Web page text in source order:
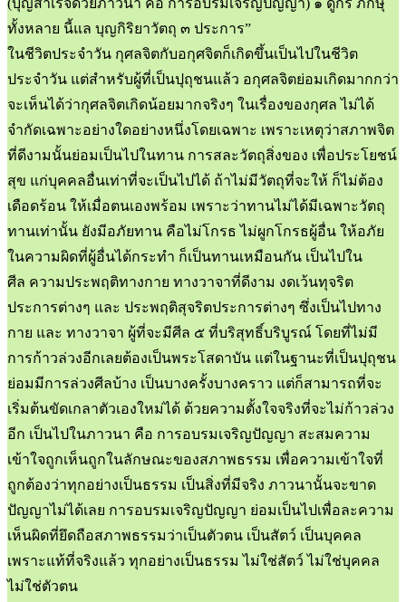
ทั้งหลาย นี้แล บุญกิริยาวัตถุ ๓ ประการ”
ในชีวิตประจำวัน กุศลจิตกับอกุศจิตก็เกิดขึ้นเป็นไปในชีวิต
ประจำวัน แต่สำหรับผู้ที่เป็นปุถุชนแล้ว อกุศลจิตย่อมเกิดมากกว่า
จะเห็นได้ว่ากุศลจิตเกิดน้อยมากจริงๆ ในเรื่องของกุศล ไม่ได้
จำกัดเฉพาะอย่างใดอย่างหนึ่งโดยเฉพาะ เพราะเหตุว่าสภาพจิต
ที่ดีงามนั้นย่อมเป็นไปในทาน การสละวัตถุสิ่งของ เพื่อประโยชน์
สุข แก่บุคคลอื่นเท่าที่จะเป็นไปได้ ถ้าไม่มีวัตถุที่จะให้ ก็ไม่ต้อง
เดือดร้อน ให้เมื่อตนเองพร้อม เพราะว่าทานไม่ได้มีเฉพาะวัตถุ
ทานเท่านั้น ยังมีอภัยทาน คือไม่โกรธ ไม่ผูกโกรธผู้อื่น ให้อภัย
ในความผิดที่ผู้อื่นได้กระทำ ก็เป็นทานเหมือนกัน เป็นไปใน
ศีล ความประพฤติทางกาย ทางวาจาที่ดีงาม งดเว้นทุจริต
ประการต่างๆ และ ประพฤติสุจริตประการต่างๆ ซึ่งเป็นไปทาง
กาย และ ทางวาจา ผู้ที่จะมีศีล ๕ ที่บริสุทธิ์บริบูรณ์ โดยที่ไม่มี
การก้าวล่วงอีกเลยต้องเป็นพระโสดาบัน แต่ในฐานะที่เป็นปุถุชน
ย่อมมีการล่วงศีลบ้าง เป็นบางครั้งบางคราว แต่ก็สามารถที่จะ
เริ่มต้นขัดเกลาตัวเองใหม่ได้ ด้วยความตั้งใจจริงที่จะไม่ก้าวล่วง
อีก เป็นไปในภาวนา คือ การอบรมเจริญปัญญา สะสมความ
เข้าใจถูกเห็นถูกในลักษณะของสภาพธรรม เพื่อความเข้าใจที่
ถูกต้องว่าทุกอย่างเป็นธรรม เป็นสิ่งที่มีจริง ภาวนานั้นจะขาด
ปัญญาไม่ได้เลย การอบรมเจริญปัญญา ย่อมเป็นไปเพื่อละความ
เห็นผิดที่ยึดถือสภาพธรรมว่าเป็นตัวตน เป็นสัตว์ เป็นบุคคล
เพราะแท้ที่จริงแล้ว ทุกอย่างเป็นธรรม ไม่ใช่สัตว์ ไม่ใช่บุคคล
ไม่ใช่ตัวตน